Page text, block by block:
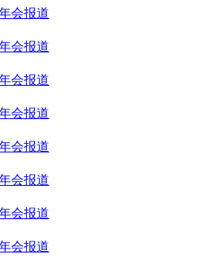
会报道
会报道
会报道
会报道
会报道
会报道
会报道
会报道